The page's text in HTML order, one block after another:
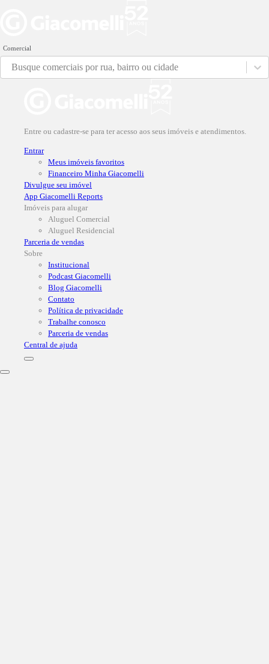
Comercial
Busque comerciais por rua, bairro ou cidade
Entre ou cadastre-se para ter acesso aos seus imóveis e atendimentos.
Entrar
Meus imóveis favoritos
Financeiro Minha Giacomelli
Divulgue seu imóvel
App Giacomelli Reports
Imóveis para alugar
Aluguel Comercial
Aluguel Residencial
Parceria de vendas
Sobre
Institucional
Podcast Giacomelli
Blog Giacomelli
Contato
Política de privacidade
Trabalhe conosco
Parceria de vendas
Central de ajuda